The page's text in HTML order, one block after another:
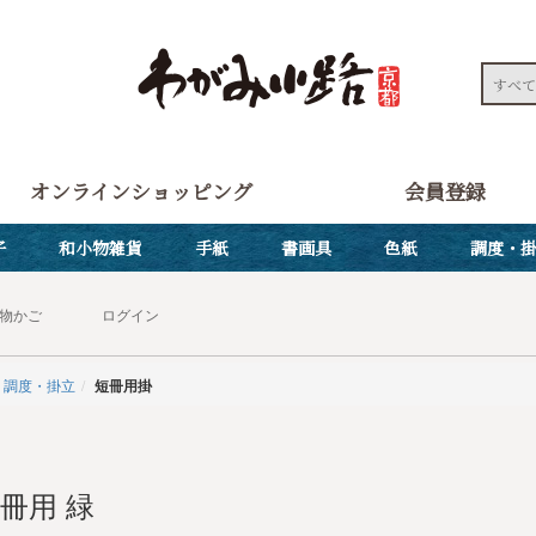
オンラインショッピング 会員登録
和小物雑貨 手紙 書画具 色紙 調度・
かご ログイン
調度・掛立 短冊用掛
用 緑